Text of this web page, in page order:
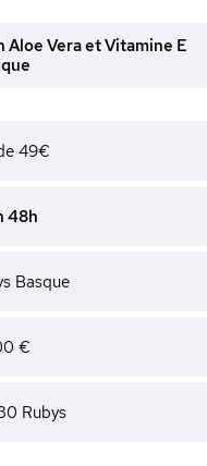
Aloe Vera et Vitamine E
49€
48h
Basque
€
Rubys